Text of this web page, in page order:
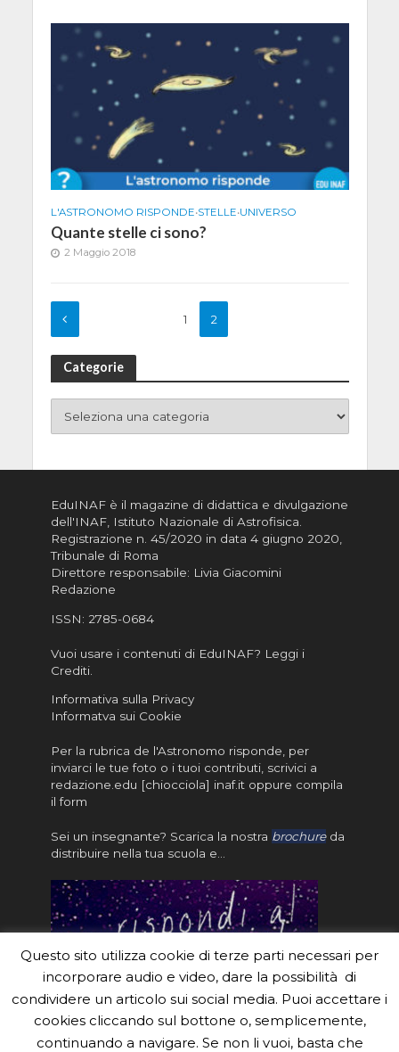
L'ASTRONOMO RISPONDE•STELLE•UNIVERSO
Quante stelle ci sono?
2 Maggio 2018
1 2
Categorie
EduINAF è il magazine di didattica e divulgazione
dell'INAF, Istituto Nazionale di Astrofisica.
Registrazione n. 45/2020 in data 4 giugno 2020,
Tribunale di Roma
Direttore responsabile: Livia Giacomini
Redazione
ISSN: 2785-0684
Vuoi usare i contenuti di EduINAF? Leggi i
Crediti.
Informativa sulla Privacy
Informatva sui Cookie
Per la rubrica de l'Astronomo risponde, per
inviarci le tue foto o i tuoi contributi, scrivici a
redazione.edu [chiocciola] inaf.it oppure compila
il form
Sei un insegnante? Scarica la nostra brochureda
distribuire nella tua scuola e…
Questo sito utilizza cookie di terze parti necessari per
incorporare audio e video, dare la possibilità di
condividere un articolo sui social media. Puoi accettare i
cookies cliccando sul bottone o, semplicemente,
continuando a navigare. Se non li vuoi, basta che